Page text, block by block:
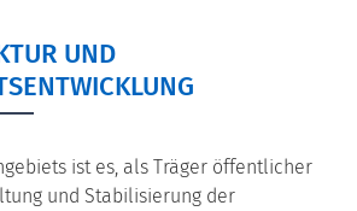
UND
ist es, als Träger öffentlicher
und Stabilisierung der